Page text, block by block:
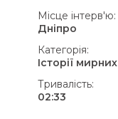
Місце інтерв'ю:
Дніпро
Категорія:
Історії мирних
Тривалість:
02:33